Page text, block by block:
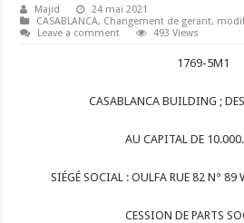
Majid
24 mai 2021
CASABLANCA, Changement de gerant,
Leave a comment
493 Views
1769-5M1
CASABLANCA BUILDING ;
AU CAPITAL DE
SIÉGÉ SOCIAL : OULFA RUE 82 N° 89
CESSION DE PARTS